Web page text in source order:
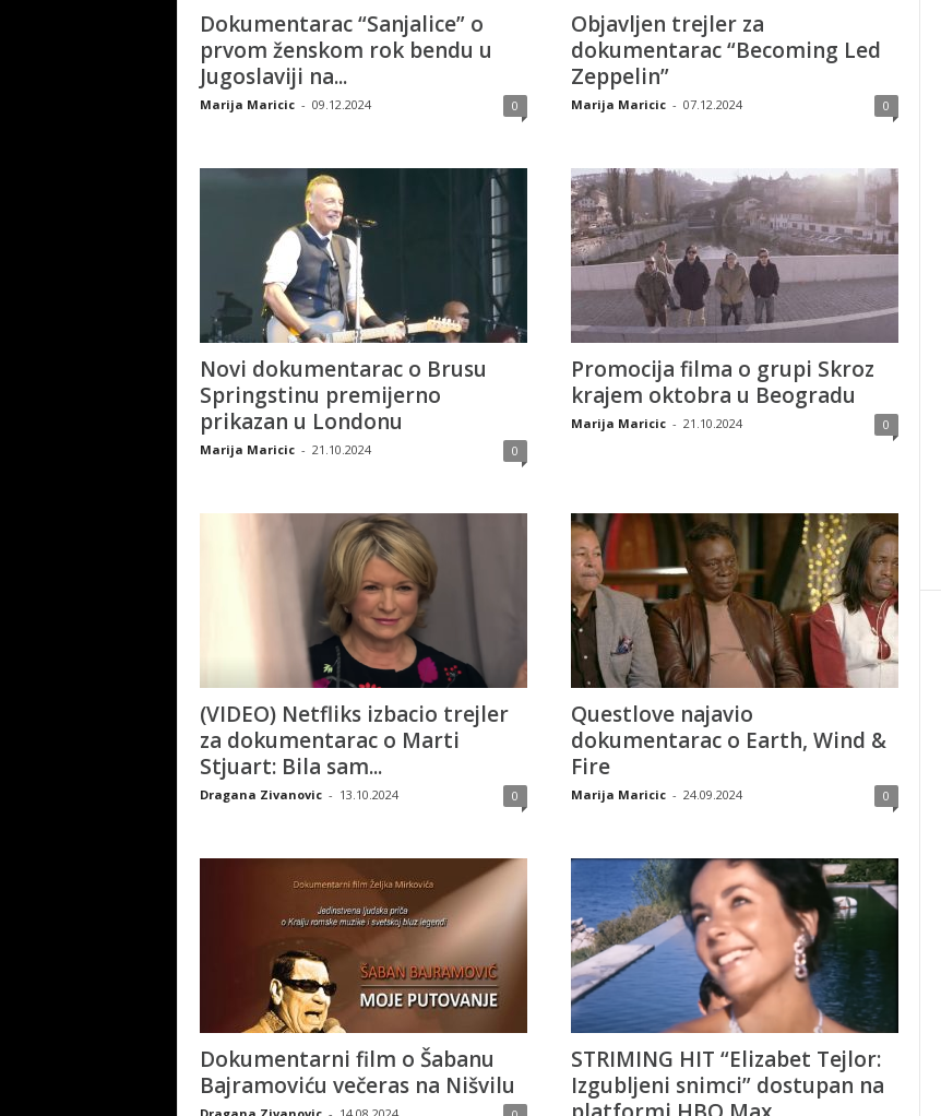
Dokumentarac “Sanjalice” o
prvom ženskom rok bendu u
Jugoslaviji na...
Marija Maricic - 09.12.2024 0
Objavljen trejler za
dokumentarac “Becoming Led
Zeppelin”
Marija Maricic - 07.12.2024 0
Novi dokumentarac o Brusu
Springstinu premijerno
prikazan u Londonu
Marija Maricic - 21.10.2024 0
Promocija filma o grupi Skroz
krajem oktobra u Beogradu
Marija Maricic - 21.10.2024 0
(VIDEO) Netfliks izbacio trejler
za dokumentarac o Marti
Stjuart: Bila sam...
Dragana Zivanovic - 13.10.2024 0
Questlove najavio
dokumentarac o Earth, Wind &
Fire
Marija Maricic - 24.09.2024 0
Dokumentarni film o Šabanu
Bajramoviću večeras na Nišvilu
STRIMING HIT “Elizabet Tejlor:
Izgubljeni snimci” dostupan na